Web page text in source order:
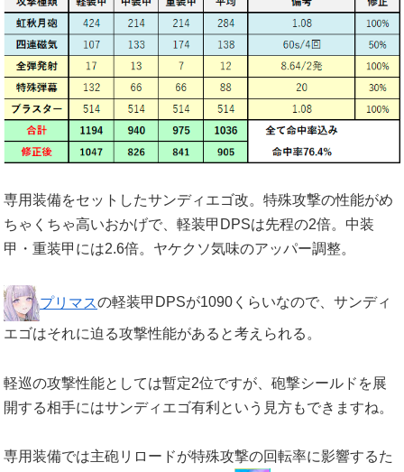
専用装備をセットしたサンディエゴ改。特殊攻撃の性能がめ
ちゃくちゃ高いおかげで、軽装甲DPSは先程の2倍。中装
甲・重装甲には2.6倍。ヤケクソ気味のアッパー調整。
プリマスの軽装甲DPSが1090くらいなので、サンディ
エゴはそれに迫る攻撃性能があると考えられる。
軽巡の攻撃性能としては暫定2位ですが、砲撃シールドを展
開する相手にはサンディエゴ有利という見方もできますね。
専用装備では主砲リロードが特殊攻撃の回転率に影響するた